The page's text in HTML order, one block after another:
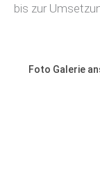
bis zur
Foto Galerie